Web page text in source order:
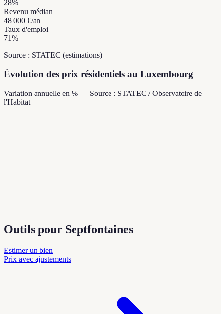
28%
Revenu médian
48 000 €/an
Taux d'emploi
71%
Source : STATEC (estimations)
Évolution des prix résidentiels au Luxembourg
Variation annuelle en % — Source : STATEC / Observatoire de
l'Habitat
Outils pour Septfontaines
Estimer un bien
Prix avec ajustements